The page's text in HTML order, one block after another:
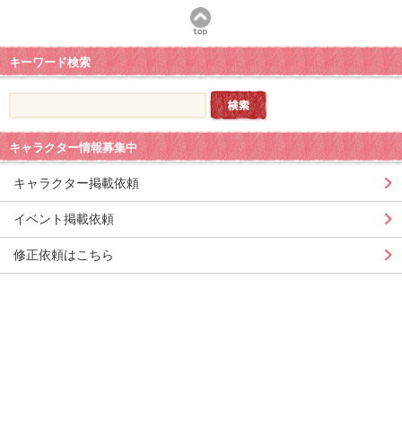
キーワード検索
キャラクター情報募集中
キャラクター掲載依頼
イベント掲載依頼
修正依頼はこちら